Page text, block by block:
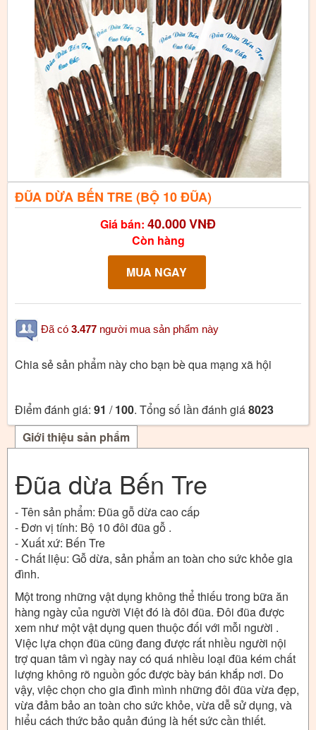
ĐŨA DỪA BẾN TRE (BỘ 10 ĐŨA)
Giá bán: 40.000VNĐ
Còn hàng
Đã có 3.477 người mua sản phẩm này
Chia sẻ sản phẩm này cho bạn bè qua mạng xã hội
Điểm đánh giá: 91 /100. Tổng số lần đánh giá8023
Giới thiệu sản phẩm
Đũa dừa Bến Tre
- Tên sản phẩm: Đũa gỗ dừa cao cấp
- Đơn vị tính: Bộ 10 đôi đũa gỗ .
- Xuất xứ: Bến Tre
- Chất liệu: Gỗ dừa, sản phẩm an toàn cho sức khỏe gia
đình.
Một trong những vật dụng không thể thiếu trong bữa ăn
hàng ngày của người Việt đó là đôi đũa. Đôi đũa được
xem như một vật dụng quen thuộc đối với mỗi người .
Việc lựa chọn đũa cũng đang được rất nhiều người nội
trợ quan tâm vì ngày nay có quá nhiều loại đũa kém chất
lượng không rõ nguồn gốc được bày bán khắp nơi. Do
vậy, việc chọn cho gia đình mình những đôi đũa vừa đẹp,
vừa đảm bảo an toàn cho sức khỏe, vừa dễ sử dụng, và
hiểu cách thức bảo quản đúng là hết sức cần thiết.